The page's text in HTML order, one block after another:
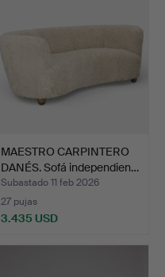
MAESTRO CARPINTERO
DANÉS. Sofá independien…
Subastado 11 feb 2026
27 pujas
3.435 USD